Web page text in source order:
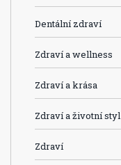
Dentální zdraví
Zdraví a wellness
Zdraví a krása
Zdraví a životní styl
Zdraví